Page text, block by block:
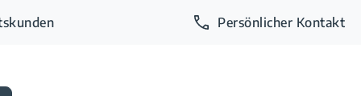
Persönlicher Kontakt